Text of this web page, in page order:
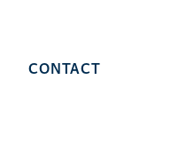
CONTACT